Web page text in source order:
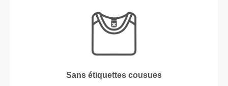
Sans étiquettes cousues